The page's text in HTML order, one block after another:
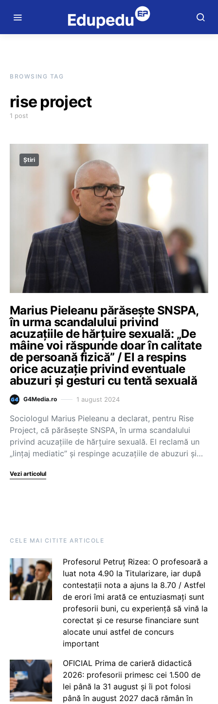
BROWSING TAG
rise project
1 post
Știri
Marius Pieleanu părăsește SNSPA,
în urma scandalului privind
acuzațiile de hărțuire sexuală: „De
mâine voi răspunde doar în calitate
de persoană fizică” / El a respins
orice acuzație privind eventuale
abuzuri și gesturi cu tentă sexuală
G4Media.ro 1 august 2024
Sociologul Marius Pieleanu a declarat, pentru Rise
Project, că părăsește SNSPA, în urma scandalului
privind acuzațiile de hărțuire sexuală. El reclamă un
„lințaj mediatic” și respinge acuzațiile de abuzuri și…
Vezi articolul
CELE MAI CITITE ARTICOLE
Profesorul Petruț Rizea: O profesoară a
luat nota 4.90 la Titularizare, iar după
contestații nota a ajuns la 8.70 / Astfel
de erori îmi arată ce entuziasmați sunt
profesorii buni, cu experiență să vină la
corectat și ce resurse financiare sunt
alocate unui astfel de concurs
important
OFICIAL Prima de carieră didactică
2026: profesorii primesc cei 1.500 de
lei până la 31 august și îi pot folosi
până în august 2027 dacă rămân în